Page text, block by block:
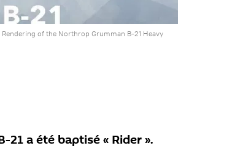
of the Northrop Grumman B-21 Heavy
a été baptisé « Rider ».